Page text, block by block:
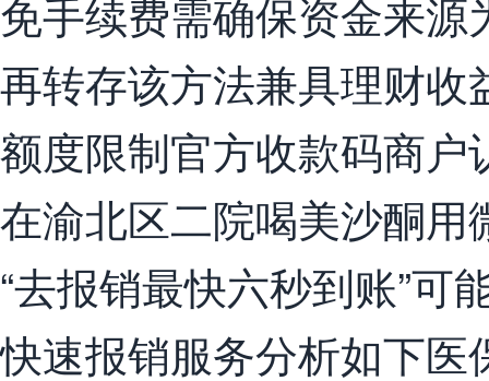
免手续费需确保资金来
再转存该方法兼具理财
额度限制官方收款码商户
在渝北区二院喝美沙酮
“去报销最快六秒到账”可
快速报销服务分析如下